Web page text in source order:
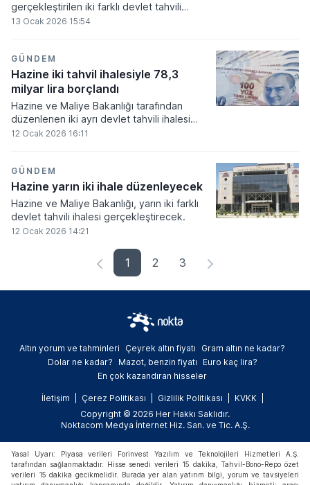
gerçekleştirilen iki farklı devlet tahvili
ihalesi sonucunda toplamda 89 milyar
13 Ocak 2026 15:54
GÜNDEM
Hazine iki tahvil ihalesiyle 78,3
milyar lira borçlandı
Hazine ve Maliye Bakanlığı tarafından
düzenlenen iki ayrı devlet tahvili ihalesi
sonucunda toplamda 78 milyar 304,5
12 Ocak 2026 16:11
GÜNDEM
Hazine yarın iki ihale düzenleyecek
Hazine ve Maliye Bakanlığı, yarın iki farklı
devlet tahvili ihalesi gerçekleştirecek.
12 Ocak 2026 14:21
1 2 3
Altın yorum ve tahminleri Çeyrek altın fiyatı
Gram altın ne kadar?
Dolar ne kadar?
Mazot, benzin fiyatı
Euro kaç lira?
En çok kazandıran hisseler
İletişim Çerez Politikası Gizlilik Politikası
KVKK
Copyright © 2026 Her Hakkı Saklıdır.
Noktacom Medya İnternet Hiz. San. ve Tic. A.Ş.
Yasal Uyarı: Piyasa verileri Forinvest Yazılım ve Teknolojileri Hizmetleri A.Ş.
tarafından sağlanmaktadır. Hisse senedi verileri 15 dakika, Tahvil-Bono-Repo özet
verileri 15 dakika gecikmelidir. Burada yer alan yatırım bilgi, yorum ve tavsiyeleri